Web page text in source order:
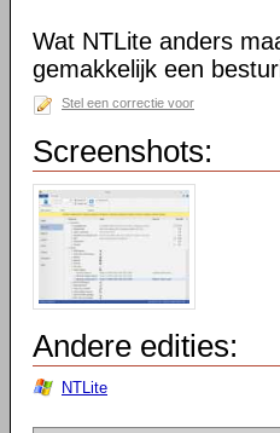
Wat NTLite anders
gemakkelijk een
Stel een correctie voor
Screenshots:
Andere edities:
NTLite